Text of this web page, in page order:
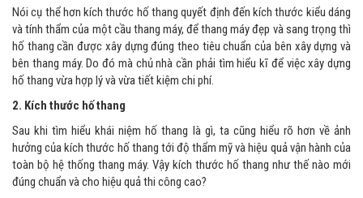
Nói cụ thể hơn kích thước hố thang quyết định đến kích thước kiểu dáng
và tính thẩm của một cầu thang máy, để thang máy đẹp và sang trọng thì
hố thang cần được xây dựng đúng theo tiêu chuẩn của bên xây dựng và
bên thang máy. Do đó mà chủ nhà cần phải tìm hiểu kĩ để việc xây dựng
hố thang vừa hợp lý và vừa tiết kiệm chi phí.
2. Kích thước hố thang
Sau khi tìm hiểu khái niệm hố thang là gì, ta cũng hiểu rõ hơn về ảnh
hưởng của kích thước hố thang tới độ thẩm mỹ và hiệu quả vận hành của
toàn bộ hệ thống thang máy. Vậy kích thước hố thang như thế nào mới
đúng chuẩn và cho hiệu quả thi công cao?